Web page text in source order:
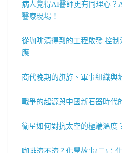
病人覺得AI醫師更有同理心？
醫療現場！
從咖啡漬得到的工程啟發 控制
應
商代晚期的旗斿、軍事組織與
戰爭的起源與中國新石器時代
衛星如何對抗太空的極端溫度
咖啡渣不渣？化學故事(二)：